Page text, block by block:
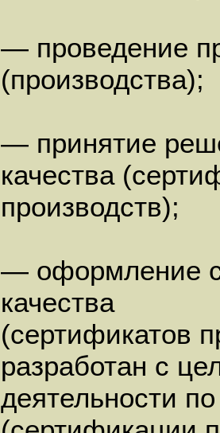
— проведение
(производства);
— принятие
качества
производств);
— оформление
качества
(сертификатов
разработан с
деятельности